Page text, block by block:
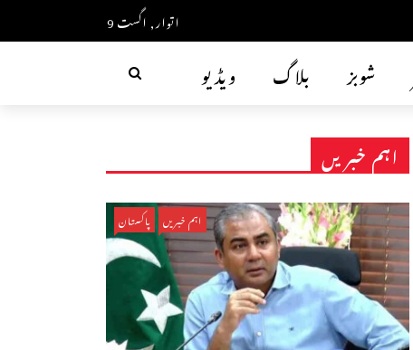
اتوار, اگست 9
ویڈیو بلاگ شوبز
اہم خبریں
اہم خبریں پاکستان